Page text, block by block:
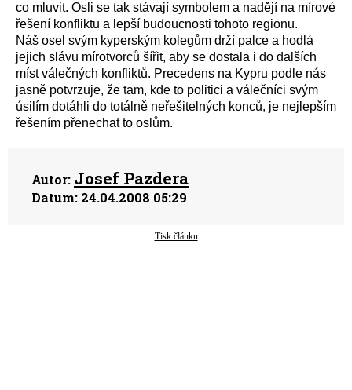
co mluvit. Osli se tak stávají symbolem a nadějí na mírové
řešení konfliktu a lepší budoucnosti tohoto regionu.
Náš osel svým kyperským kolegům drží palce a hodlá
jejich slávu mírotvorců šířit, aby se dostala i do dalších
míst válečných konfliktů. Precedens na Kypru podle nás
jasně potvrzuje, že tam, kde to politici a válečníci svým
úsilím dotáhli do totálně neřešitelných konců, je nejlepším
řešením přenechat to oslům.
Autor: Josef Pazdera
Datum: 24.04.2008 05:29
Tisk článku